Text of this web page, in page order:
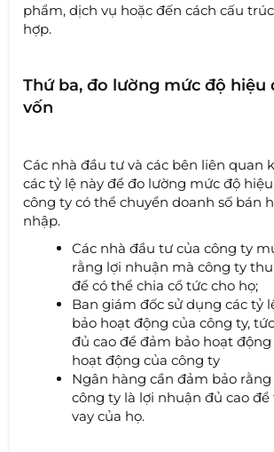
phẩm, dịch vụ hoặc đến cách cấu
hợp.
Thứ ba, đo lường mức độ hiệu
vốn
Các nhà đầu tư và các bên liên quan
các tỷ lệ này để đo lường mức độ
công ty có thể chuyển doanh số bán
nhập.
Các nhà đầu tư của công ty
rằng lợi nhuận mà công ty
để có thể chia cổ tức cho họ;
Ban giám đốc sử dụng các tỷ
bảo hoạt động của công ty,
đủ cao để đảm bảo hoạt
hoạt động của công ty
Ngân hàng cần đảm bảo
công ty là lợi nhuận đủ cao để
vay của họ.